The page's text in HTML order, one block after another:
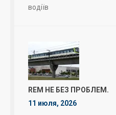
водіїв
REM НЕ БЕЗ ПРОБЛЕМ.
11 июля, 2026